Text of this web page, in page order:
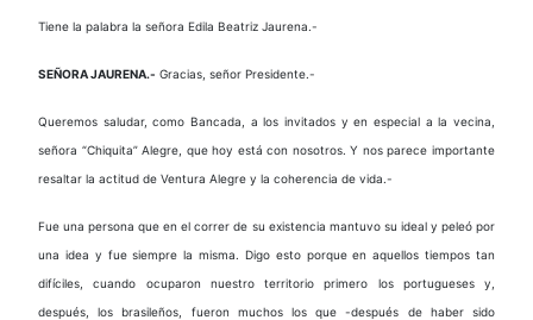
Tiene la palabra la señora Edila Beatriz Jaurena.-
SEÑORA JAURENA.- Gracias, señor Presidente.-
Queremos saludar, como Bancada, a los invitados y en especial a la vecina,
señora “Chiquita” Alegre, que hoy está con nosotros. Y nos parece importante
resaltar la actitud de Ventura Alegre y la coherencia de vida.-
Fue una persona que en el correr de su existencia mantuvo su ideal y peleó por
una idea y fue siempre la misma. Digo esto porque en aquellos tiempos tan
difíciles, cuando ocuparon nuestro territorio primero los portugueses y,
después, los brasileños, fueron muchos los que -después de haber sido